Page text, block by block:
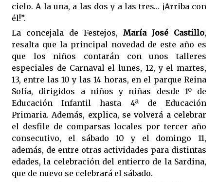
cielo. A la una, a las dos y a las tres… ¡Arriba con
él!”.
La concejala de Festejos, María José Castillo,
resalta que la principal novedad de este año es
que los niños contarán con unos talleres
especiales de Carnaval el lunes, 12, y el martes,
13, entre las 10 y las 14 horas, en el parque Reina
Sofía, dirigidos a niños y niñas desde 1º de
Educación Infantil hasta 4ª de Educación
Primaria. Además, explica, se volverá a celebrar
el desfile de comparsas locales por tercer año
consecutivo, el sábado 10 y el domingo 11,
además, de entre otras actividades para distintas
edades, la celebración del entierro de la Sardina,
que de nuevo se celebrará el sábado.